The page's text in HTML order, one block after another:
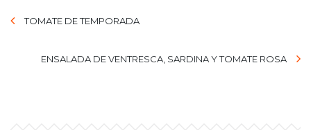
TOMATE DE TEMPORADA
ENSALADA DE VENTRESCA, SARDINA Y TOMATE ROSA